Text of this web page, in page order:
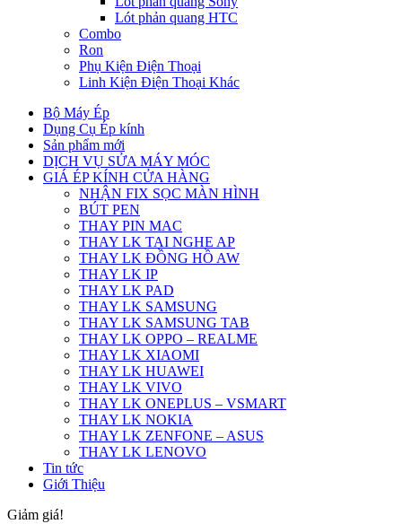
Lót phản quang HTC
Combo
Ron
Phụ Kiện Điện Thoại
Linh Kiện Điện Thoại Khác
Bộ Máy Ép
Dụng Cụ Ép kính
Sản phẩm mới
DỊCH VỤ SỬA MÁY MÓC
GIÁ ÉP KÍNH CỬA HÀNG
NHẬN FIX SỌC MÀN HÌNH
BÚT PEN
THAY PIN MAC
THAY LK TAI NGHE AP
THAY LK ĐỒNG HỒ AW
THAY LK IP
THAY LK PAD
THAY LK SAMSUNG
THAY LK SAMSUNG TAB
THAY LK OPPO – REALME
THAY LK XIAOMI
THAY LK HUAWEI
THAY LK VIVO
THAY LK ONEPLUS – VSMART
THAY LK NOKIA
THAY LK ZENFONE – ASUS
THAY LK LENOVO
Tin tức
Giới Thiệu
Giảm giá!